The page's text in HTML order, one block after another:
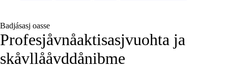
Badjásasj oasse
Profesjåvnåaktisasjvuohta ja
skåvllååvddånibme